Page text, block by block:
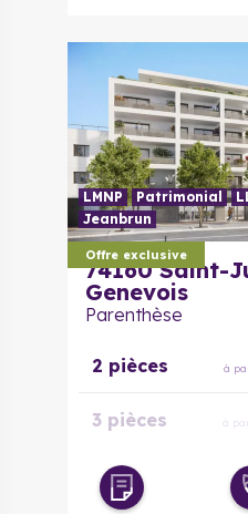
Offre exclusive
LMNP Patrimonial
Jeanbrun
74160 Saint-
Genevois
Parenthèse
2 pièces à
3 pièces à
4 pièces à